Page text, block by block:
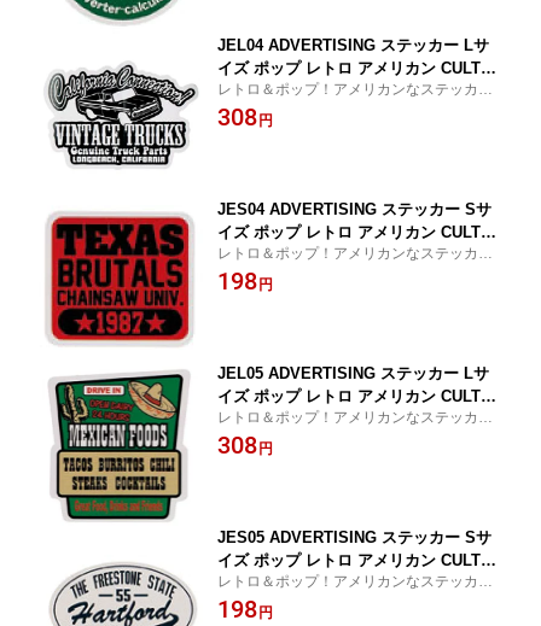
JEL04 ADVERTISING ステッカー Lサ
イズ ポップ レトロ アメリカン CULTUR
E MART ブランド グッズ
レトロ＆ポップ！アメリカンなステッカ
ー！
308円
JES04 ADVERTISING ステッカー Sサ
イズ ポップ レトロ アメリカン CULTUR
E MART ブランド グッズ
レトロ＆ポップ！アメリカンなステッカ
ー！
198円
JEL05 ADVERTISING ステッカー Lサ
イズ ポップ レトロ アメリカン CULTUR
E MART ブランド グッズ
レトロ＆ポップ！アメリカンなステッカ
ー！
308円
JES05 ADVERTISING ステッカー Sサ
イズ ポップ レトロ アメリカン CULTUR
E MART ブランド グッズ
レトロ＆ポップ！アメリカンなステッカ
ー！
198円